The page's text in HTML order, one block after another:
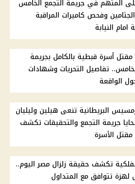
المتهم في جريمة التجمع الخامس
وفحص كاميرات المراقبة
امام النيابة
مقتل أسرة قبطية بالكامل بجريمة
تفاصيل التحريات وشهادات
الواقعة
البريطانية تنعى هيلين وليليان
جريمة التجمع والتحقيقات تكشف
الأسرة
تكشف حقيقة زلزال مصر اليوم..
لهزة تتوافق مع المتداول